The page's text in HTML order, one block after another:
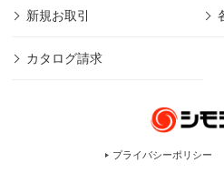
新規お取引
カタログ請求
プライバシーポリシー